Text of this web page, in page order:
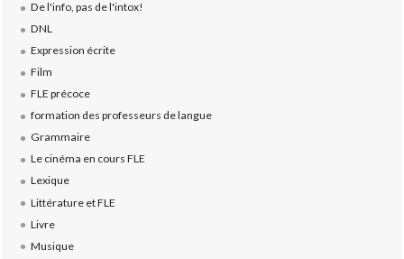
De l'info, pas de l'intox!
DNL
Expression écrite
Film
FLE précoce
formation des professeurs de langue
Grammaire
Le cinéma en cours FLE
Lexique
Littérature et FLE
Livre
Musique